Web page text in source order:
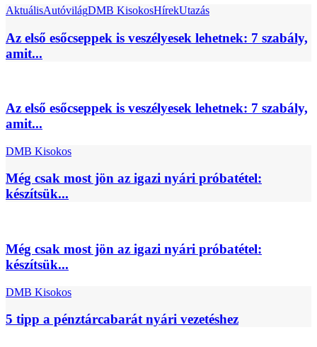
AktuálisAutóvilágDMB KisokosHírekUtazás
Az első esőcseppek is veszélyesek lehetnek: 7 szabály,
amit...
Az első esőcseppek is veszélyesek lehetnek: 7 szabály,
amit...
DMB Kisokos
Még csak most jön az igazi nyári próbatétel:
készítsük...
Még csak most jön az igazi nyári próbatétel:
készítsük...
DMB Kisokos
5 tipp a pénztárcabarát nyári vezetéshez